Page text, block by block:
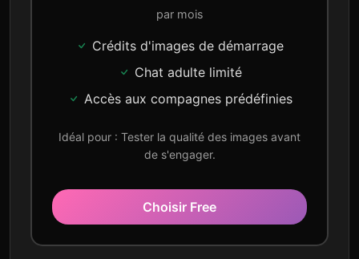
par mois
Crédits d'images de démarrage
Chat adulte limité
Accès aux compagnes prédéfinies
Idéal pour : Tester la qualité des images avant
de s'engager.
Choisir Free